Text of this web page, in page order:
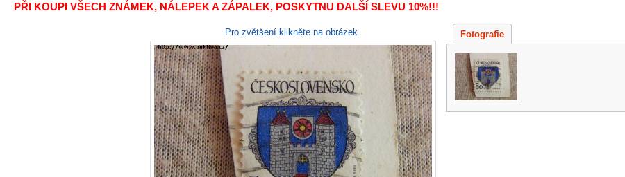
PŘI KOUPI VŠECH ZNÁMEK, NÁLEPEK A ZÁPALEK, POSKYTNU DALŠÍ SLEVU 10%!!!
Pro zvětšení klikněte na obrázek Fotografie